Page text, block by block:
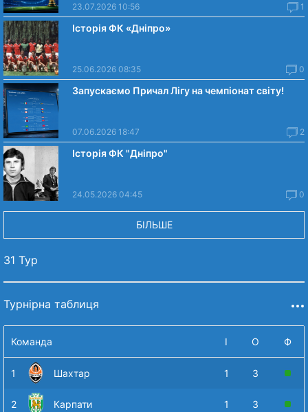
23.07.2026 10:56 1
Історія ФК «Дніпро»
25.06.2026 08:35 0
Запускаємо Причал Лігу на чемпіонат світу!
07.06.2026 18:47 2
Історія ФК "Дніпро"
24.05.2026 04:45 0
БІЛЬШЕ
31 Тур
Турнірна таблиця
Команда І О Ф
1 Шахтар 1 3
2 Карпати 1 3